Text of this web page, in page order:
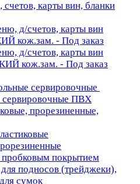
карты вин, бланки
д/счетов, карты вин
кож.зам. - Под заказ
д/счетов, карты вин
кож.зам. - Под заказ
сервировочные
сервировочные ПВХ
прорезиненные,
покрытием
подносов (трейджеки),
сумок